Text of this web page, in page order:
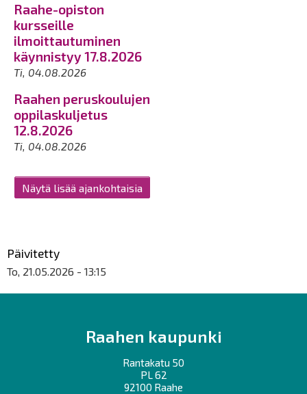
Raahe-opiston
kursseille
ilmoittautuminen
käynnistyy 17.8.2026
Ti, 04.08.2026
Raahen peruskoulujen
oppilaskuljetus
12.8.2026
Ti, 04.08.2026
Näytä lisää ajankohtaisia
Päivitetty
To, 21.05.2026 - 13:15
Raahen kaupunki
Rantakatu 50
PL 62
92100 Raahe